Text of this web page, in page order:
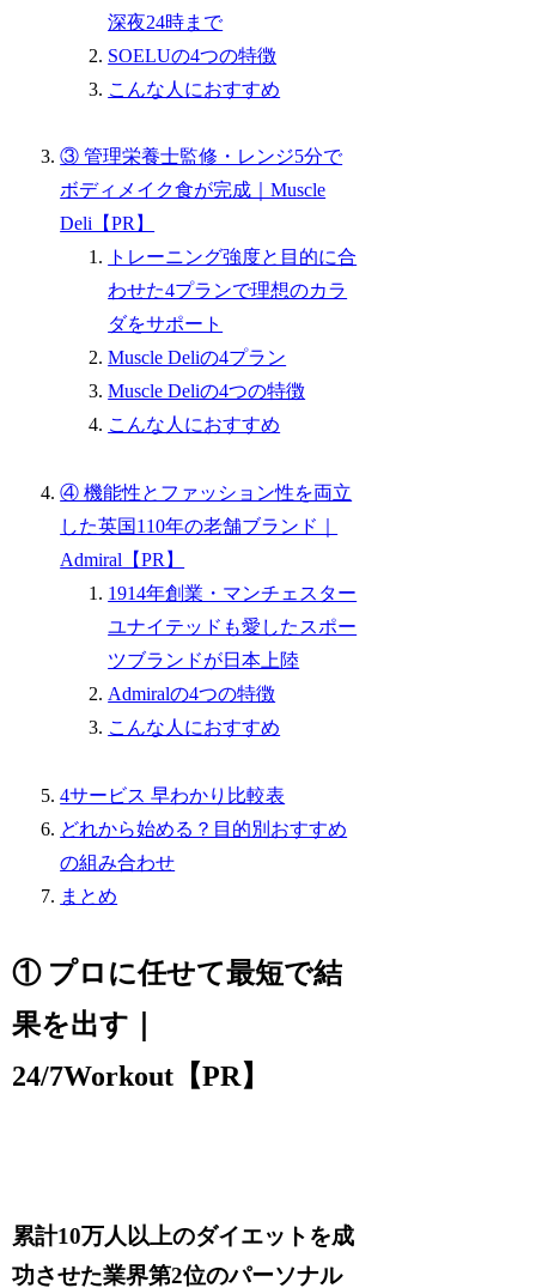
深夜24時まで
SOELUの4つの特徴
こんな人におすすめ
③ 管理栄養士監修・レンジ5分で
ボディメイク食が完成｜Muscle
Deli【PR】
トレーニング強度と目的に合
わせた4プランで理想のカラ
ダをサポート
Muscle Deliの4プラン
Muscle Deliの4つの特徴
こんな人におすすめ
④ 機能性とファッション性を両立
した英国110年の老舗ブランド｜
Admiral【PR】
1914年創業・マンチェスター
ユナイテッドも愛したスポー
ツブランドが日本上陸
Admiralの4つの特徴
こんな人におすすめ
4サービス 早わかり比較表
どれから始める？目的別おすすめ
の組み合わせ
まとめ
① プロに任せて最短で結
果を出す｜
24/7Workout【PR】
累計10万人以上のダイエットを成
功させた業界第2位のパーソナル